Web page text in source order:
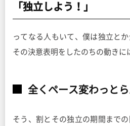
「独立しよう！」
ってなる人もいて、僕は独立と
その決意表明をしたのちの動きに
全くペース変わっと
そう、割とその独立の期間まで